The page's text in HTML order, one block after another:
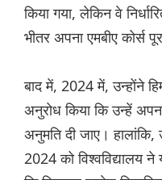
किया गया, लेकिन वे
भीतर अपना एमबीए कोर्स
बाद में, 2024 में, उन्होंने
अनुरोध किया कि उन्हें
अनुमति दी जाए।
2024 को विश्वविद्यालय